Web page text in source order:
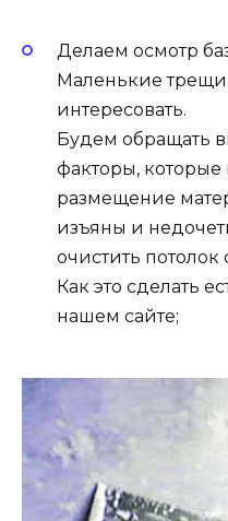
Делаем осмотр
Маленькие
интересовать.
Будем обращать
факторы, которые
размещение
изъяны и
очистить
Как это сделать
нашем сайте;